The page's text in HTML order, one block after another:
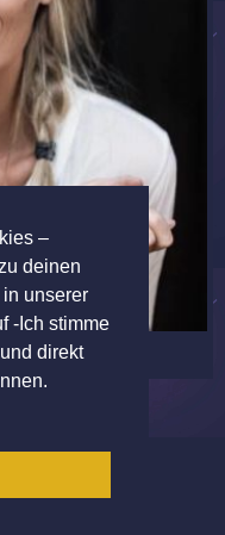
–
deinen
unserer
-Ich stimme
direkt